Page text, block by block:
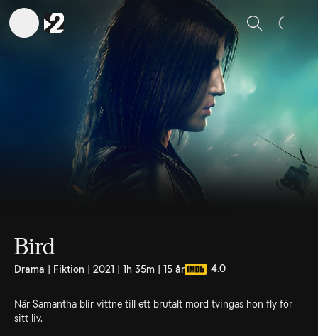
Sök
Bird
Drama | Fiktion | 2021 | 1h 35m | 15 år 4.0
När Samantha blir vittne till ett brutalt mord tvingas hon fly för
sitt liv.